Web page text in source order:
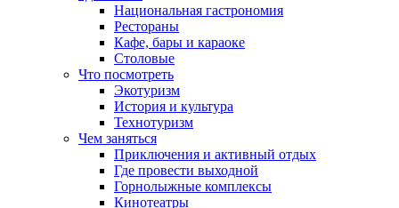
Национальная гастрономия
Рестораны
Кафе, бары и караоке
Столовые
Что посмотреть
Экотуризм
История и культура
Технотуризм
Чем заняться
Приключения и активный отдых
Где провести выходной
Горнолыжные комплексы
Кинотеатры